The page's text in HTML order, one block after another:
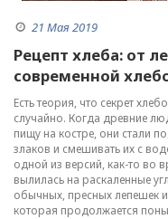
21 Мая 2019
Рецепт хлеба: от
современной
Есть теория, что секрет
случайно. Когда древние
пищу на костре, они стали
злаков и смешивать их с
одной из версий, как-то во
вылилась на раскаленные
обычных, пресных лепешек
которая продолжается